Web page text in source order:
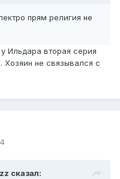
прям религия не
Ильдара вторая серия
не связывался с
сказал: